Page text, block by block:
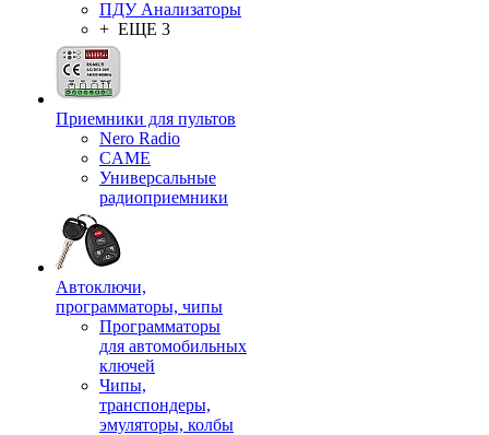
ПДУ Анализаторы
+ ЕЩЕ 3
Приемники для пультов
Nero Radio
CAME
Универсальные
радиоприемники
Автоключи,
программаторы, чипы
Программаторы
для автомобильных
ключей
Чипы,
транспондеры,
эмуляторы, колбы